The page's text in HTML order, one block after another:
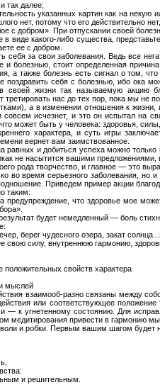
так далее;
указанных картин как на
нет, потому что его действительно
с добром». При отпускании своей
виде какого-либо существа,
ее с добром.
себя за свои заболевания. Ведь все
и болезнью, стоит определенная
а также болезнь есть сигнал о том,
поздравить себя с болезнью, ибо ока
своей жизни так называемую акцию
третировать нас до тех пор, пока мы
а в изменении отношения к
совсем исчезнет, и это он испытал на
может быть у человека: здоровья,
характера, и суть игры
вернет вам заимствованное.
равных и добиться успеха можно
не насытится вашими
рода творчество, и главное — это
во время серьезного заболевания, но
Приведем пример акции
таким:
предупреждение, что здоровье мое
будет немедленный — боль
берег чудесного озера, закат
свою силу, внутреннюю гармонию,
свойств характера
мыслей
взаимооб-разно связаны между
или соответствующее
— к угнетенному состоянию. Для
медитирования привести в гармонию
и робки. Первым вашим шагом будет
и решительным.